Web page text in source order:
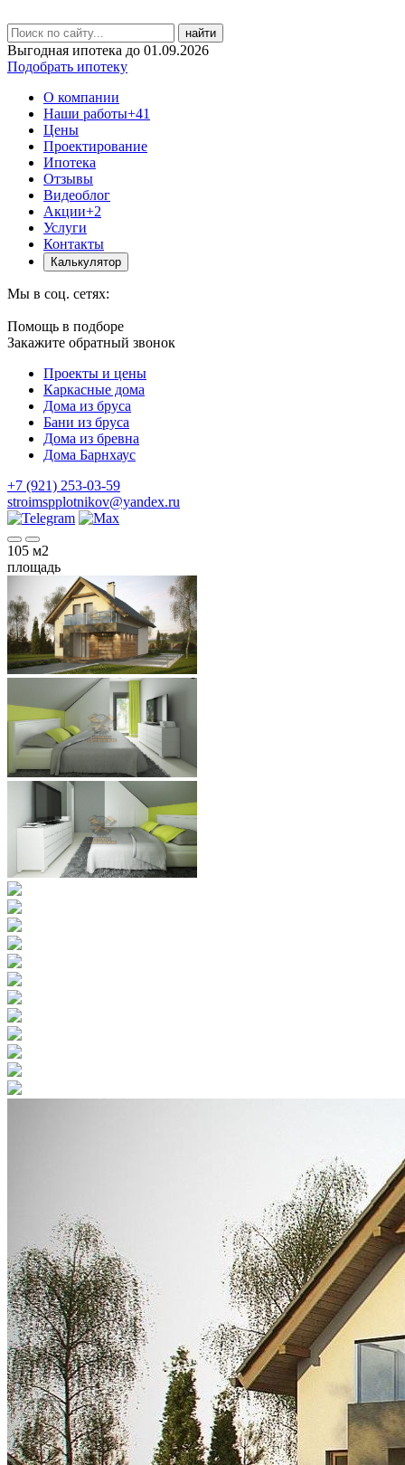
найти
Выгодная ипотека до 01.09.2026
Подобрать ипотеку
О компании
Наши работы+41
Цены
Проектирование
Ипотека
Отзывы
Видеоблог
Акции+2
Услуги
Контакты
Калькулятор
Мы в соц. сетях:
Помощь в подборе
Закажите обратный звонок
Проекты и цены
Каркасные дома
Дома из бруса
Бани из бруса
Дома из бревна
Дома Барнхаус
+7 (921) 253-03-59
stroimspplotnikov@yandex.ru
105 м2
площадь